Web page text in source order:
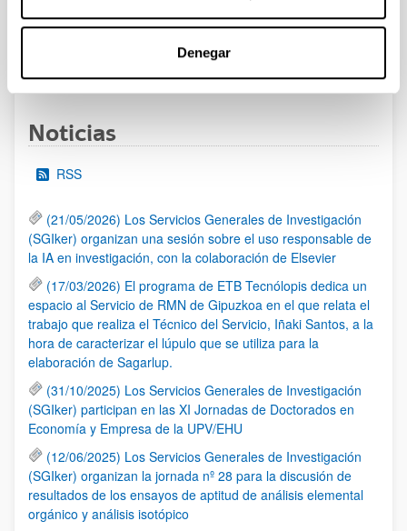
Denegar
Páginas intermedias Use
Noticias
RSS
(21/05/2026) Los Servicios Generales de Investigación
(SGIker) organizan una sesión sobre el uso responsable de
la IA en investigación, con la colaboración de Elsevier
(17/03/2026) El programa de ETB Tecnólopis dedica un
espacio al Servicio de RMN de Gipuzkoa en el que relata el
trabajo que realiza el Técnico del Servicio, Iñaki Santos, a la
hora de caracterizar el lúpulo que se utiliza para la
elaboración de Sagarlup.
(31/10/2025) Los Servicios Generales de Investigación
(SGIker) participan en las XI Jornadas de Doctorados en
Economía y Empresa de la UPV/EHU
(12/06/2025) Los Servicios Generales de Investigación
(SGIker) organizan la jornada nº 28 para la discusión de
resultados de los ensayos de aptitud de análisis elemental
orgánico y análisis isotópico